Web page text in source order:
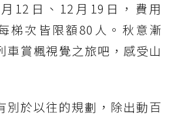
12日、12月19日，費用
梯次皆限額80人。秋意漸
車賞楓視覺之旅吧，感受山
別於以往的規劃，除出動百